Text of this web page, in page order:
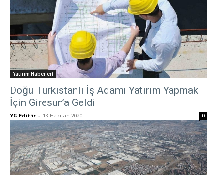
Yatırım Haberleri
Doğu Türkistanlı İş Adamı Yatırım Yapmak
İçin Giresun’a Geldi
YG Editör - 18 Haziran 2020 0